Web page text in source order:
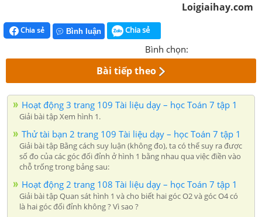
Loigiaihay.com
Chia sẻ Bình luận Chia sẻ
Bình chọn:
Bài tiếp theo
Hoạt động 3 trang 109 Tài liệu dạy – học Toán 7 tập 1
Giải bài tập Xem hình 1.
Thử tài bạn 2 trang 109 Tài liệu dạy – học Toán 7 tập 1
Giải bài tập Bằng cách suy luận (không đo), ta có thể suy ra được
số đo của các góc đối đỉnh ở hình 1 bằng nhau qua việc điền vào
chỗ trống trong bảng sau:
Hoạt động 2 trang 108 Tài liệu dạy – học Toán 7 tập 1
Giải bài tập Quan sát hình 1 và cho biết hai góc O2 và góc O4 có
là hai góc đối đỉnh không ? Vì sao ?